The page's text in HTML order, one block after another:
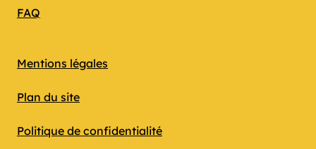
FAQ
Mentions légales
Plan du site
Politique de confidentialité